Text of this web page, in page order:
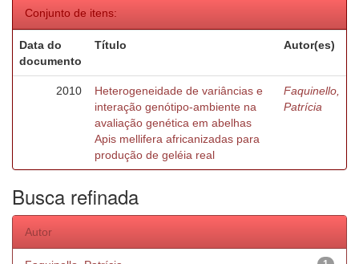
Conjunto de itens:
Data do
documento
Título Autor(es)
2010
Heterogeneidade de variâncias e
interação genótipo-ambiente na
avaliação genética em abelhas
Apis mellifera africanizadas para
produção de geléia real
Faquinello,
Patrícia
Busca refinada
Autor